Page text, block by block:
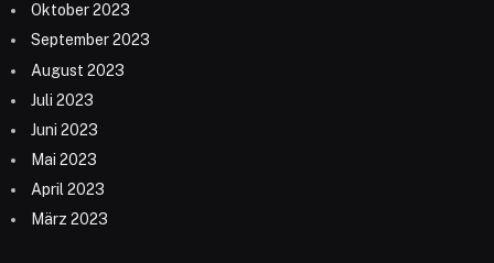
Oktober 2023
September 2023
August 2023
Juli 2023
Juni 2023
Mai 2023
April 2023
März 2023